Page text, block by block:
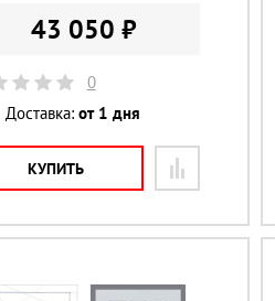
43 050 ₽
0
Доставка: от 1 дня
КУПИТЬ